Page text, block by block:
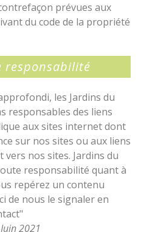
prévues aux
du code de la propriété
responsabilité
les Jardins du
responsables des liens
aux sites internet dont
sur nos sites ou aux liens
nos sites. Jardins du
responsabilité quant à
repérez un contenu
de nous le signaler en
2021